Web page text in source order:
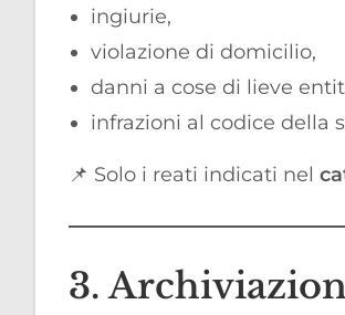
ingiurie,
violazione di domicilio,
danni a cose di lieve
infrazioni al codice della
📌 Solo i reati indicati nel
3.